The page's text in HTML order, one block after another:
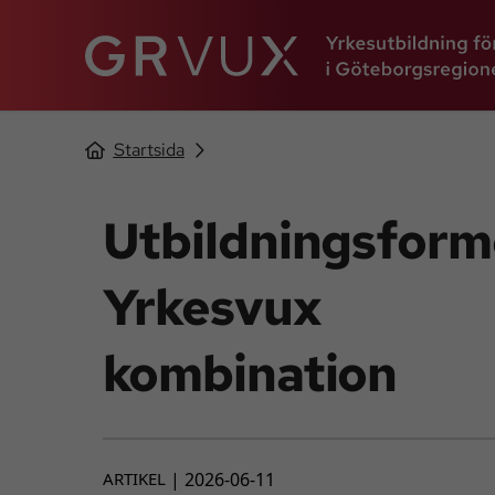
Startsida
Yrkesvux
kombination
ARTIKEL 2026-06-11